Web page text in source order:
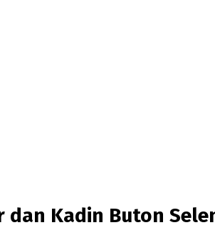
dan Kadin Buton